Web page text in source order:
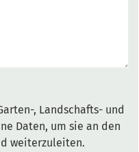
, Landschafts- und
Daten, um sie an den
weiterzuleiten.